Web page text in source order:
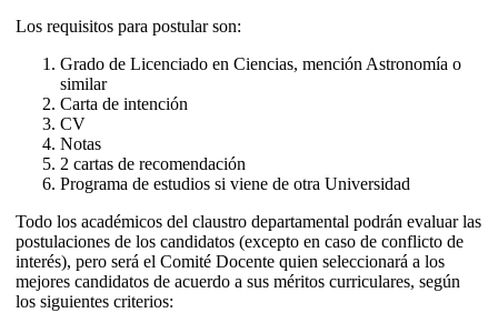
Los requisitos para postular son:
Grado de Licenciado en Ciencias, mención Astronomía o
similar
Carta de intención
CV
Notas
2 cartas de recomendación
Programa de estudios si viene de otra Universidad
Todo los académicos del claustro departamental podrán evaluar las
postulaciones de los candidatos (excepto en caso de conflicto de
interés), pero será el Comité Docente quien seleccionará a los
mejores candidatos de acuerdo a sus méritos curriculares, según
los siguientes criterios: